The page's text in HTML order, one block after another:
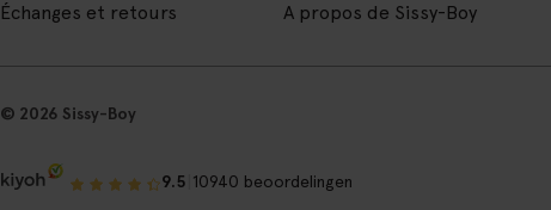
Échanges et retours
A propos de Sissy-Boy
© 2026 Sissy-Boy
9.5 10940 beoordelingen